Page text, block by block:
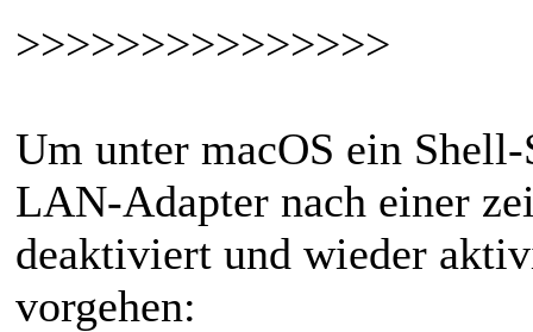
>>>>>>>>>>>>>>>
Um unter macOS ein
LAN-Adapter nach einer
deaktiviert und wieder
vorgehen: